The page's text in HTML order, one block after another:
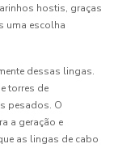
hostis, graças
uma escolha
dessas lingas.
torres de
pesados. O
a geração e
as lingas de cabo